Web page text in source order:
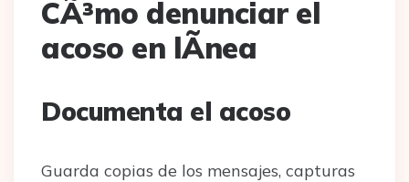
CÃ³mo denunciar el
acoso en lÃ­nea
Documenta el acoso
Guarda copias de los mensajes, capturas